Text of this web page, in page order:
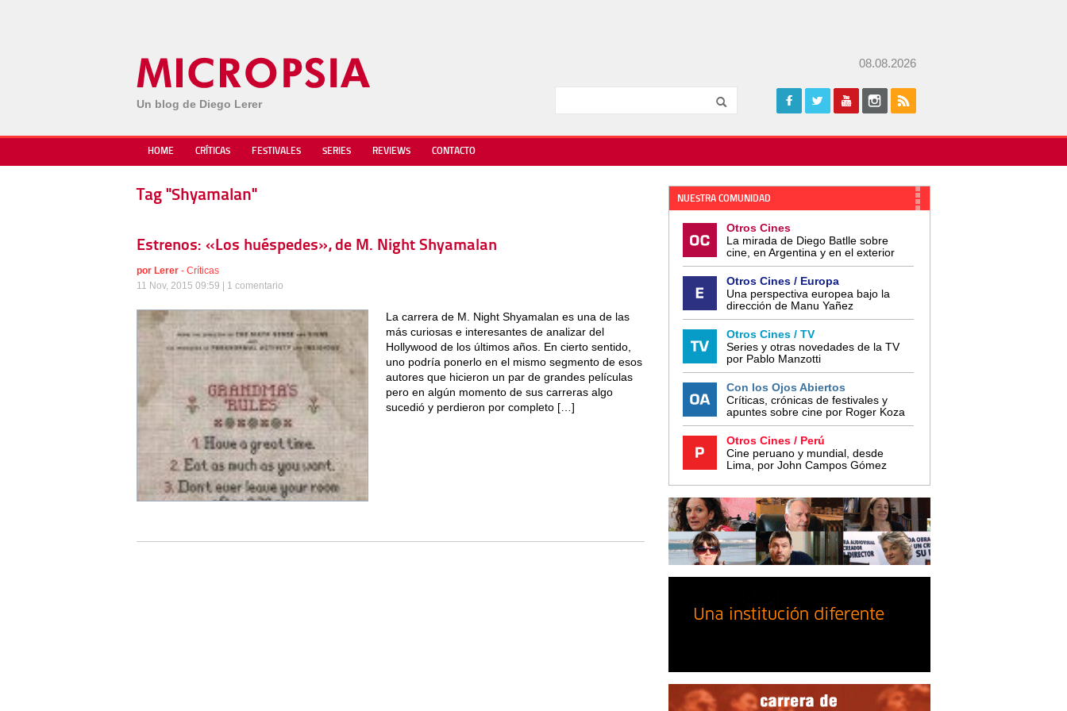
Un blog de Diego Lerer
08.08.2026
HOME CRÍTICAS FESTIVALES SERIES REVIEWS CONTACTO
Tag "Shyamalan"
Estrenos: «Los huéspedes», de M. Night Shyamalan
por Lerer - Críticas
11 Nov, 2015 09:59 | 1 comentario
La carrera de M. Night Shyamalan es una de las
más curiosas e interesantes de analizar del
Hollywood de los últimos años. En cierto sentido,
uno podría ponerlo en el mismo segmento de esos
autores que hicieron un par de grandes películas
pero en algún momento de sus carreras algo
sucedió y perdieron por completo […]
NUESTRA COMUNIDAD
Otros Cines
La mirada de Diego Batlle sobre
cine, en Argentina y en el exterior
Otros Cines / Europa
Una perspectiva europea bajo la
dirección de Manu Yañez
Otros Cines / TV
Series y otras novedades de la TV
por Pablo Manzotti
Con los Ojos Abiertos
Críticas, crónicas de festivales y
apuntes sobre cine por Roger Koza
Otros Cines / Perú
Cine peruano y mundial, desde
Lima, por John Campos Gómez